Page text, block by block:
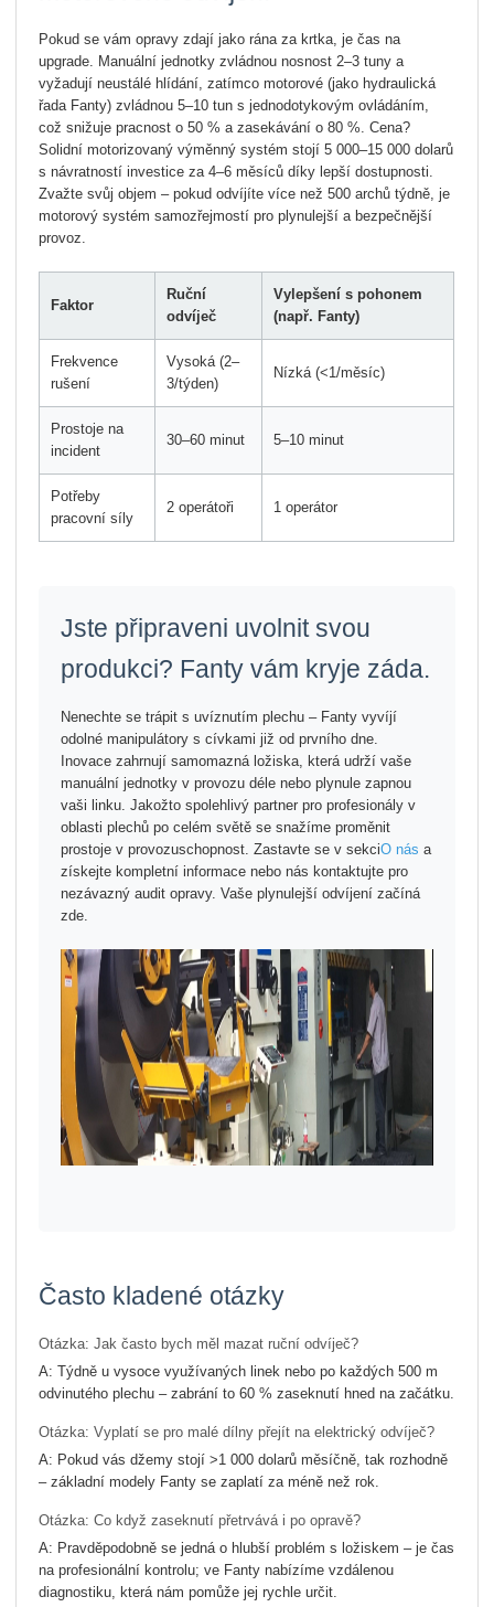
Pokud se vám opravy zdají jako rána za krtka, je čas na
upgrade. Manuální jednotky zvládnou nosnost 2–3 tuny a
vyžadují neustálé hlídání, zatímco motorové (jako hydraulická
řada Fanty) zvládnou 5–10 tun s jednodotykovým ovládáním,
což snižuje pracnost o 50 % a zasekávání o 80 %. Cena?
Solidní motorizovaný výměnný systém stojí 5 000–15 000 dolarů
s návratností investice za 4–6 měsíců díky lepší dostupnosti.
Zvažte svůj objem – pokud odvíjíte více než 500 archů týdně, je
motorový systém samozřejmostí pro plynulejší a bezpečnější
provoz.
Faktor
Ruční
odvíječ
Vylepšení s pohonem
(např. Fanty)
Frekvence
rušení
Vysoká (2–
3/týden)
Nízká (<1/měsíc)
Prostoje na
incident
30–60 minut 5–10 minut
Potřeby
pracovní síly
2 operátoři 1 operátor
Jste připraveni uvolnit svou
produkci? Fanty vám kryje záda.
Nenechte se trápit s uvíznutím plechu – Fanty vyvíjí
odolné manipulátory s cívkami již od prvního dne.
Inovace zahrnují samomazná ložiska, která udrží vaše
manuální jednotky v provozu déle nebo plynule zapnou
vaši linku. Jakožto spolehlivý partner pro profesionály v
oblasti plechů po celém světě se snažíme proměnit
prostoje v provozuschopnost. Zastavte se v sekciO nás a
získejte kompletní informace nebo nás kontaktujte pro
nezávazný audit opravy. Vaše plynulejší odvíjení začíná
zde.
Často kladené otázky
Otázka: Jak často bych měl mazat ruční odvíječ?
A: Týdně u vysoce využívaných linek nebo po každých 500 m
odvinutého plechu – zabrání to 60 % zaseknutí hned na začátku.
Otázka: Vyplatí se pro malé dílny přejít na elektrický odvíječ?
A: Pokud vás džemy stojí >1 000 dolarů měsíčně, tak rozhodně
– základní modely Fanty se zaplatí za méně než rok.
Otázka: Co když zaseknutí přetrvává i po opravě?
A: Pravděpodobně se jedná o hlubší problém s ložiskem – je čas
na profesionální kontrolu; ve Fanty nabízíme vzdálenou
diagnostiku, která nám pomůže jej rychle určit.